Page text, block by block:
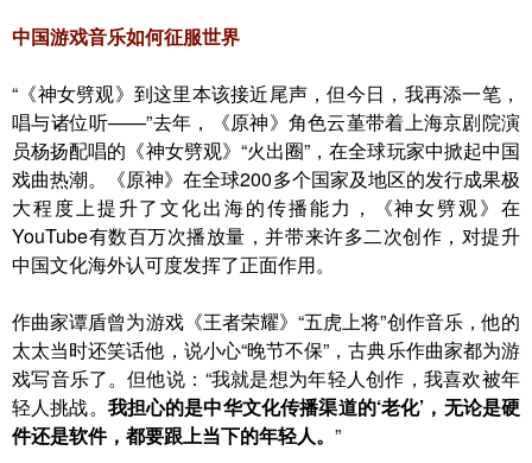
中国游戏音乐如何征服世界
“《神女劈观》到这里本该接近尾声，但今日，我再添一笔，
唱与诸位听——”去年，《原神》角色云堇带着上海京剧院演
员杨扬配唱的《神女劈观》“火出圈”，在全球玩家中掀起中国
戏曲热潮。《原神》在全球200多个国家及地区的发行成果极
大程度上提升了文化出海的传播能力，《神女劈观》在
YouTube有数百万次播放量，并带来许多二次创作，对提升
中国文化海外认可度发挥了正面作用。
作曲家谭盾曾为游戏《王者荣耀》“五虎上将”创作音乐，他的
太太当时还笑话他，说小心“晚节不保”，古典乐作曲家都为游
戏写音乐了。但他说：“我就是想为年轻人创作，我喜欢被年
轻人挑战。 我担心的是中华文化传播渠道的‘老化’，无论是硬
件还是软件，都要跟上当下的年轻人。 ”